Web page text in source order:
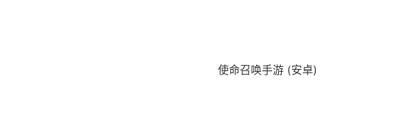
使命召唤手游 (安卓)